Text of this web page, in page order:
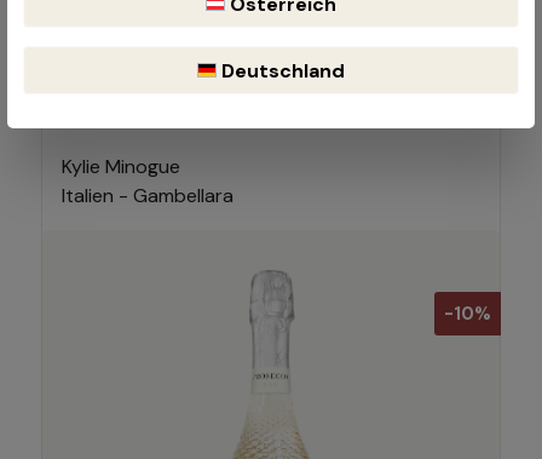
Prosecco White D.O.C.
Kylie Minogue
Italien - Gambellara
-10%
Deutschland